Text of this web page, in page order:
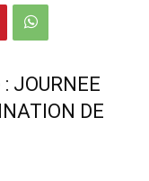
JOURNEE
DE